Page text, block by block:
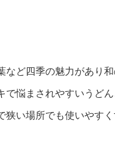
ど四季の魅力があり
悩まされやすいうど
い場所でも使いやす